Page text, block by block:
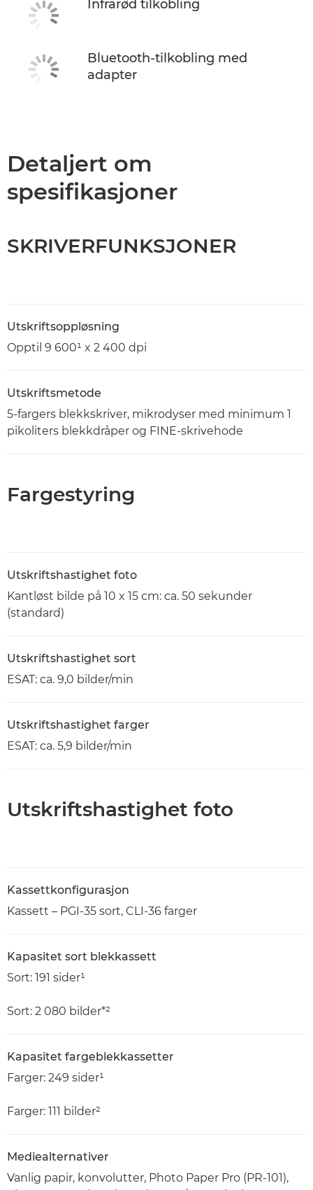
Infrarød tilkobling
Bluetooth-tilkobling med
adapter
Detaljert om
spesifikasjoner
SKRIVERFUNKSJONER
Utskriftsoppløsning
Opptil 9 600¹ x 2 400 dpi
Utskriftsmetode
5-fargers blekkskriver, mikrodyser med minimum 1
pikoliters blekkdråper og FINE-skrivehode
Fargestyring
Utskriftshastighet foto
Kantløst bilde på 10 x 15 cm: ca. 50 sekunder
(standard)
Utskriftshastighet sort
ESAT: ca. 9,0 bilder/min
Utskriftshastighet farger
ESAT: ca. 5,9 bilder/min
Utskriftshastighet foto
Kassettkonfigurasjon
Kassett – PGI-35 sort, CLI-36 farger
Kapasitet sort blekkassett
Sort: 191 sider¹
Sort: 2 080 bilder*²
Kapasitet fargeblekkassetter
Farger: 249 sider¹
Farger: 111 bilder²
Mediealternativer
Vanlig papir, konvolutter, Photo Paper Pro (PR-101),